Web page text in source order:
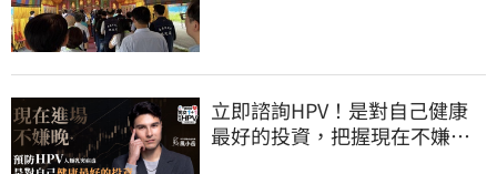
立即諮詢HPV！是對自己健康
最好的投資，把握現在不嫌